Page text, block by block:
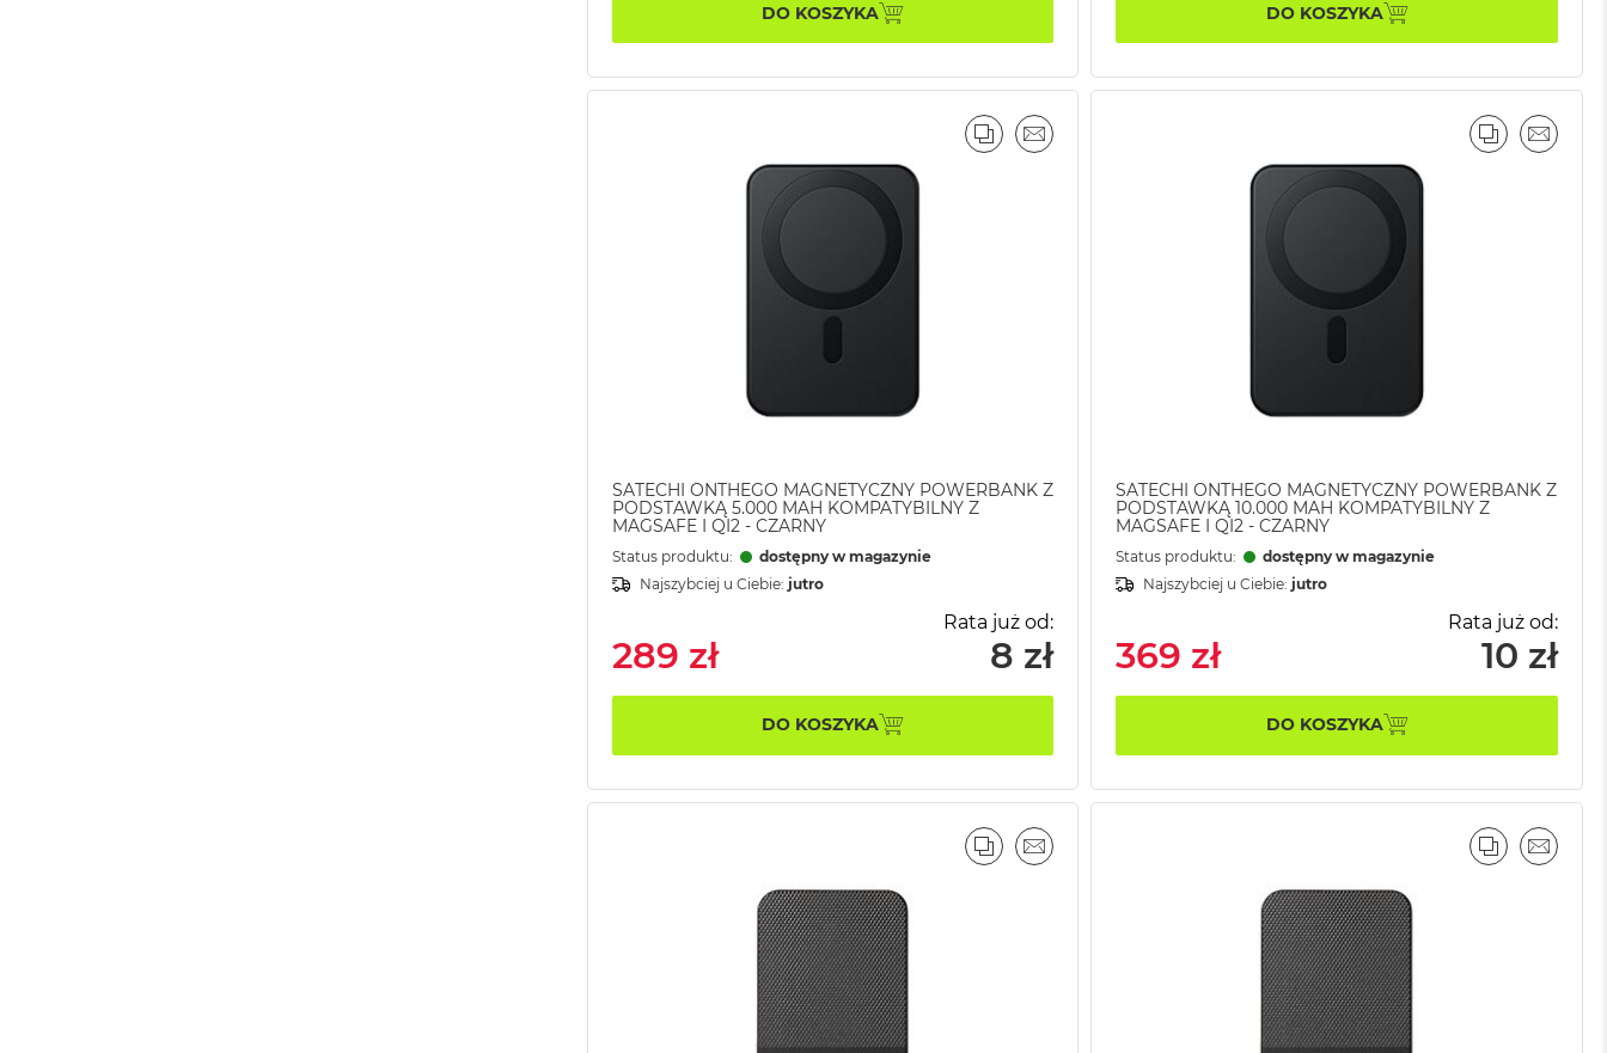
DO KOSZYKA DO KOSZYKA
SATECHI ONTHEGO MAGNETYCZNY POWERBANK Z
PODSTAWKĄ 5.000 MAH KOMPATYBILNY Z
MAGSAFE I QI2 - CZARNY
Status produktu:
dostępny w magazynie
Najszybciej u Ciebie: jutro
289 zł
Rata już od:
8 zł
DO KOSZYKA
PORÓWNAJ
EMAIL
SATECHI ONTHEGO MAGNETYCZNY POWERBANK Z
PODSTAWKĄ 10.000 MAH KOMPATYBILNY Z
MAGSAFE I QI2 - CZARNY
Status produktu:
dostępny w magazynie
Najszybciej u Ciebie:jutro
369 zł
Rata już od:
10 zł
DO KOSZYKA
PORÓWNAJ
EMAIL
PORÓWNAJ
EMAIL PORÓWNAJ
EMAIL